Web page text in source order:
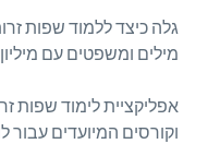
גלה כיצד ללמוד שפות
מילים ומשפטים עם
וקורסים המיועדים